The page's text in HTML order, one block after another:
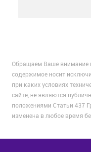
Обращаем Ваше внимание
содержимое носит
при каких условиях
сайте, не являются
положениями Статьи 437
изменена в любое время